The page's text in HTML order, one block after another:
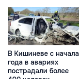
В Кишиневе с начала
года в авариях
пострадали более